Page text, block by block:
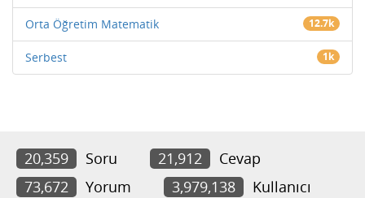
Orta Öğretim Matematik 12.7k
Serbest 1k
20,359 Soru 21,912
Cevap
73,672
Yorum 3,979,138 Kullanıcı